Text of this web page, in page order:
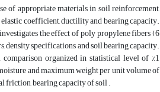
of appropriate materials in soil reinforcement,
coefficient, ductility and bearing capacity.
the effect of poly propylene fibers (6
density specifications and soil bearing capacity.
organized in statistical level of %1
and maximum weight per unit volume of
friction, bearing capacity of soil .